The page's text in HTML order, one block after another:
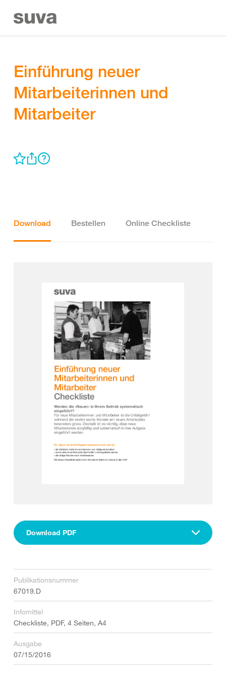
Einführung neuer
Mitarbeiterinnen und
Mitarbeiter
Download Bestellen Online Checkliste
Download PDF
Publikationsnummer
67019.D
Infomittel
Checkliste, PDF, 4 Seiten, A4
Ausgabe
07/15/2016